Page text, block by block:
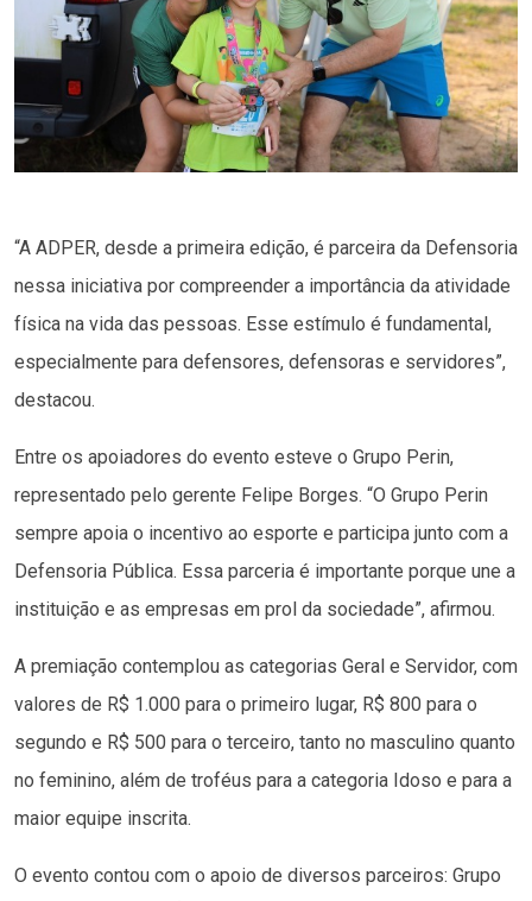
“A ADPER, desde a primeira edição, é parceira da Defensoria
nessa iniciativa por compreender a importância da atividade
física na vida das pessoas. Esse estímulo é fundamental,
especialmente para defensores, defensoras e servidores”,
destacou.
Entre os apoiadores do evento esteve o Grupo Perin,
representado pelo gerente Felipe Borges. “O Grupo Perin
sempre apoia o incentivo ao esporte e participa junto com a
Defensoria Pública. Essa parceria é importante porque une a
instituição e as empresas em prol da sociedade”, afirmou.
A premiação contemplou as categorias Geral e Servidor, com
valores de R$ 1.000 para o primeiro lugar, R$ 800 para o
segundo e R$ 500 para o terceiro, tanto no masculino quanto
no feminino, além de troféus para a categoria Idoso e para a
maior equipe inscrita.
O evento contou com o apoio de diversos parceiros: Grupo